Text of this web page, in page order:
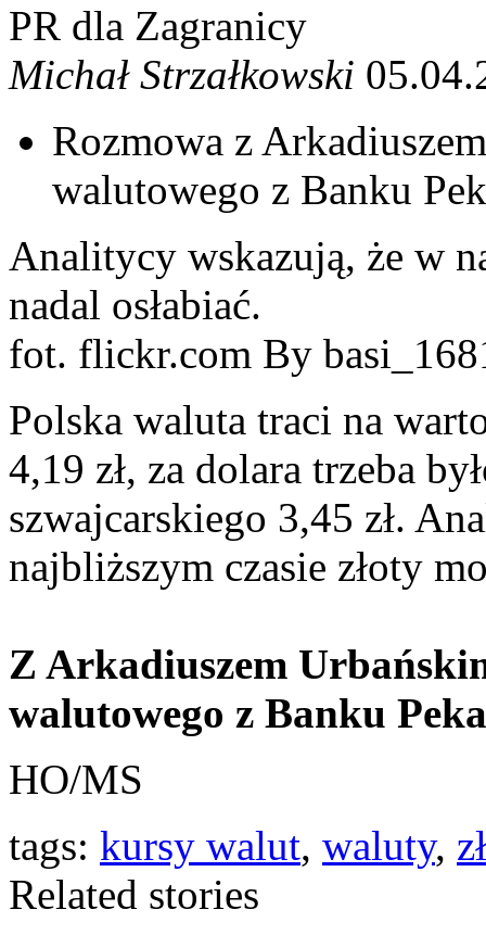
PR dla Zagranicy
Michał Strzałkowski
Rozmowa z
walutowego z Banku
Analitycy wskazują, że w
nadal osłabiać.
fot. flickr.com By
Polska waluta traci na
4,19 zł, za dolara trzeba
szwajcarskiego 3,45 zł.
najbliższym czasie złoty
Z Arkadiuszem
walutowego z Banku
HO/MS
tags: kursy walut, waluty,
Related stories